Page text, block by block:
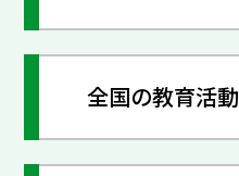
全国の教育活動